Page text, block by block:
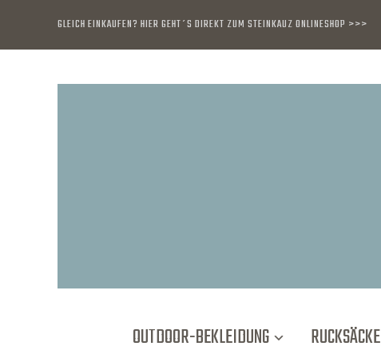
GLEICH EINKAUFEN? HIER GEHT´S DIREKT ZUM STEINKAUZ ONLINESHOP >>>
OUTDOOR-BEKLEIDUNG RUCKSÄCKE